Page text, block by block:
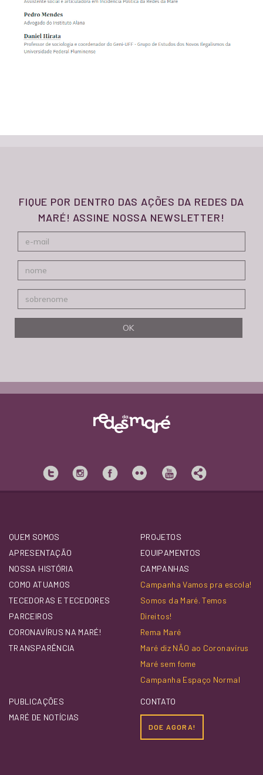
FIQUE POR DENTRO DAS AÇÕES DA REDES DA
MARÉ! ASSINE NOSSA NEWSLETTER!
QUEM SOMOS
APRESENTAÇÃO
NOSSA HISTÓRIA
COMO ATUAMOS
TECEDORAS E TECEDORES
PARCEIROS
CORONAVÍRUS NA MARÉ!
TRANSPARÊNCIA
PROJETOS
EQUIPAMENTOS
CAMPANHAS
Campanha Vamos pra escola!
Somos da Maré. Temos
Direitos!
Rema Maré
Maré diz NÃO ao Coronavírus
Maré sem fome
Campanha Espaço Normal
PUBLICAÇÕES
MARÉ DE NOTÍCIAS
CONTATO
DOE AGORA!